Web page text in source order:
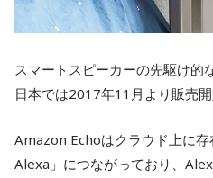
スマートスピーカーの先駆け的
日本では2017年11月より販売開
Amazon Echoはクラウド上に
Alexa」につながっており、